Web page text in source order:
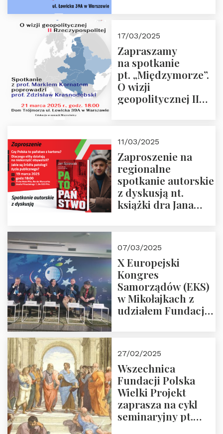
“Rosja-Niemcy…”
17/03/2025
Zapraszamy
na spotkanie
pt. „Międzymorze”.
O wizji
geopolitycznej II
i prof.
Krasnodębski
11/03/2025
Zaproszenie na
regionalne
spotkanie autorskie
z dyskusją nt.
książki dra Jana
07/03/2025
X Europejski
Kongres
Samorządów (EKS)
w Mikołajkach z
udziałem Fundacji
27/02/2025
Wszechnica
Fundacji Polska
Wielki Projekt
zaprasza na cykl
seminaryjny pt.